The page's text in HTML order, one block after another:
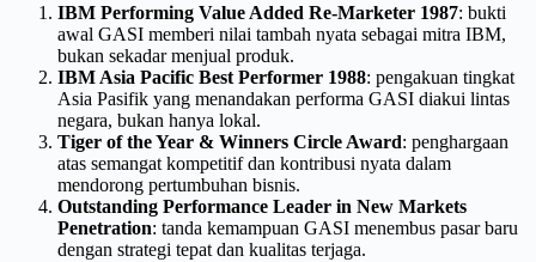
IBM Performing Value Added Re-Marketer 1987: bukti
awal GASI memberi nilai tambah nyata sebagai mitra IBM,
bukan sekadar menjual produk.
IBM Asia Pacific Best Performer 1988: pengakuan tingkat
Asia Pasifik yang menandakan performa GASI diakui lintas
negara, bukan hanya lokal.
Tiger of the Year & Winners Circle Award: penghargaan
atas semangat kompetitif dan kontribusi nyata dalam
mendorong pertumbuhan bisnis.
Outstanding Performance Leader in New Markets
Penetration: tanda kemampuan GASI menembus pasar baru
dengan strategi tepat dan kualitas terjaga.